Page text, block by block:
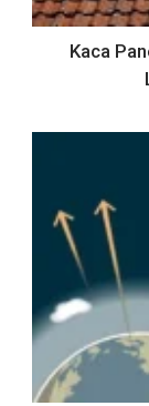
Kaca